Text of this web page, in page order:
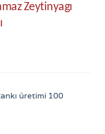
Zeytinyagı
üretimi 100